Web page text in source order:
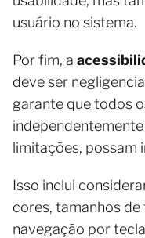
usuário no sistema.
Por fim, a
deve ser
garante que todos
limitações, possam
Isso inclui
cores, tamanhos
navegação por